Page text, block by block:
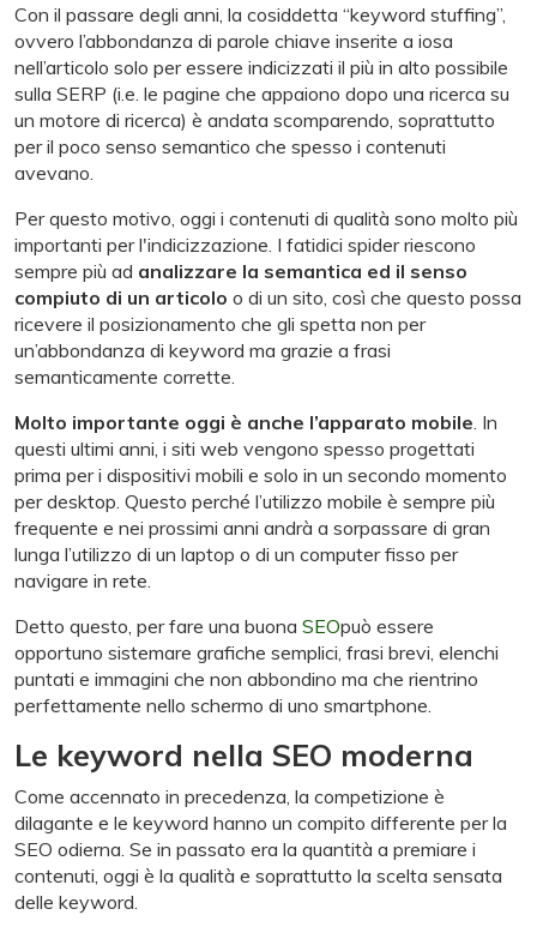
Con il passare degli anni, la cosiddetta “keyword stuffing”,
ovvero l’abbondanza di parole chiave inserite a iosa
nell’articolo solo per essere indicizzati il più in alto possibile
sulla SERP (i.e. le pagine che appaiono dopo una ricerca su
un motore di ricerca) è andata scomparendo, soprattutto
per il poco senso semantico che spesso i contenuti
avevano.
Per questo motivo, oggi i contenuti di qualità sono molto più
importanti per l'indicizzazione. I fatidici spider riescono
sempre più ad analizzare la semantica ed il senso
compiuto di un articolo o di un sito, così che questo possa
ricevere il posizionamento che gli spetta non per
un’abbondanza di keyword ma grazie a frasi
semanticamente corrette.
Molto importante oggi è anche l’apparato mobile . In
questi ultimi anni, i siti web vengono spesso progettati
prima per i dispositivi mobili e solo in un secondo momento
per desktop. Questo perché l’utilizzo mobile è sempre più
frequente e nei prossimi anni andrà a sorpassare di gran
lunga l’utilizzo di un laptop o di un computer fisso per
navigare in rete.
Detto questo, per fare una buona SEOpuò essere
opportuno sistemare grafiche semplici, frasi brevi, elenchi
puntati e immagini che non abbondino ma che rientrino
perfettamente nello schermo di uno smartphone.
Le keyword nella SEO moderna
Come accennato in precedenza, la competizione è
dilagante e le keyword hanno un compito differente per la
SEO odierna. Se in passato era la quantità a premiare i
contenuti, oggi è la qualità e soprattutto la scelta sensata
delle keyword.